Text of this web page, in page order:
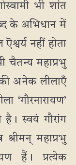
भी शांत
के अभिधान में
नहीं होता
चैतन्य महाप्रभु
अनेक लीलाएँ
‘गौरनारायण’
स्वयं गौरांग
महाप्रभु
हैं। प्रत्येक